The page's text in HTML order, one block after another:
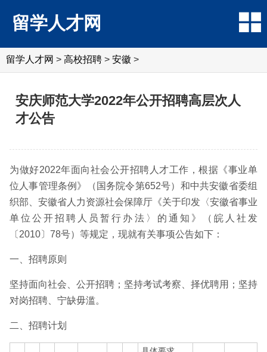
留学人才网
留学人才网 > 高校招聘 > 安徽 >
安庆师范大学2022年公开招聘高层次人
才公告
为做好2022年面向社会公开招聘人才工作，根据《事业单
位人事管理条例》（国务院令第652号）和中共安徽省委组
织部、安徽省人力资源社会保障厅《关于印发〈安徽省事业
单位公开招聘人员暂行办法〉的通知》（皖人社发
〔2010〕78号）等规定，现就有关事项公告如下：
一、招聘原则
坚持面向社会、公开招聘；坚持考试考察、择优聘用；坚持
对岗招聘、宁缺毋滥。
二、招聘计划